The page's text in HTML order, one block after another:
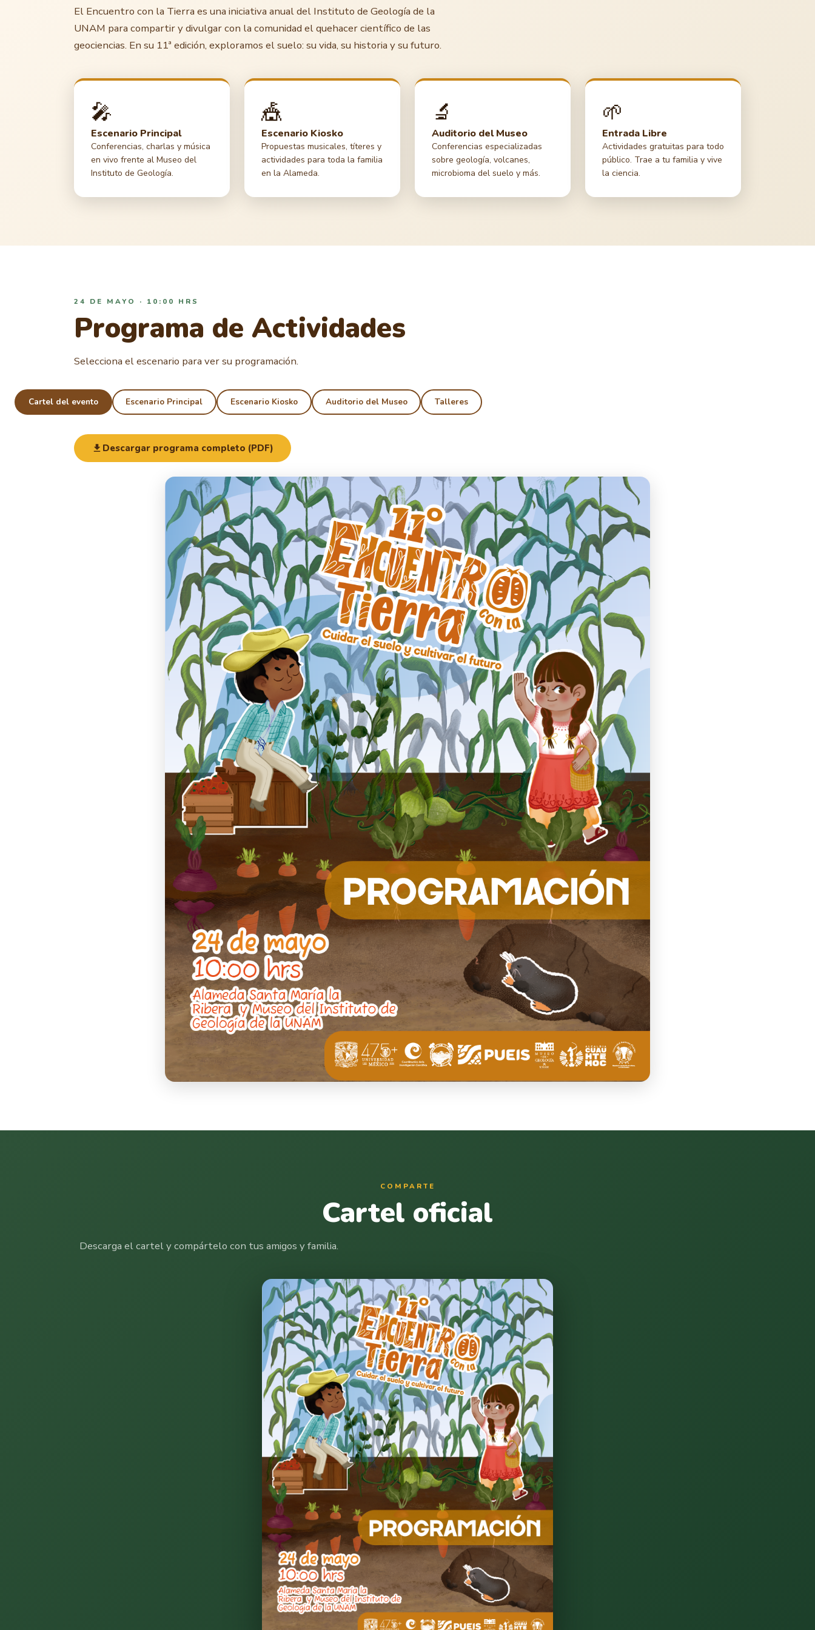
El Encuentro con la Tierra es una iniciativa anual del Instituto de Geología de la
UNAM para compartir y divulgar con la comunidad el quehacer científico de las
geociencias. En su 11ª edición, exploramos el suelo: su vida, su historia y su futuro.
🎤
Escenario Principal
Conferencias, charlas y música
en vivo frente al Museo del
Instituto de Geología.
🎪
Escenario Kiosko
Propuestas musicales, títeres y
actividades para toda la familia
en la Alameda.
🔬
Auditorio del Museo
Conferencias especializadas
sobre geología, volcanes,
microbioma del suelo y más.
🌱
Entrada Libre
Actividades gratuitas para todo
público. Trae a tu familia y vive
la ciencia.
24 DE MAYO · 10:00 HRS
Programa de Actividades
Selecciona el escenario para ver su programación.
Cartel del evento Escenario Principal Escenario Kiosko Auditorio del Museo Talleres
Descargar programa completo (PDF)
COMPARTE
Cartel oficial
Descarga el cartel y compártelo con tus amigos y familia.